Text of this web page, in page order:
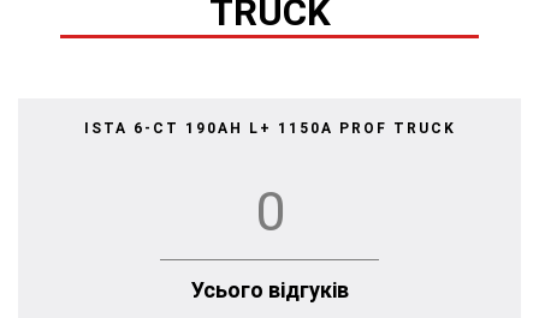
TRUCK
ISTA 6-СТ 190AH L+ 1150A PROF TRUCK
0
Усього відгуків